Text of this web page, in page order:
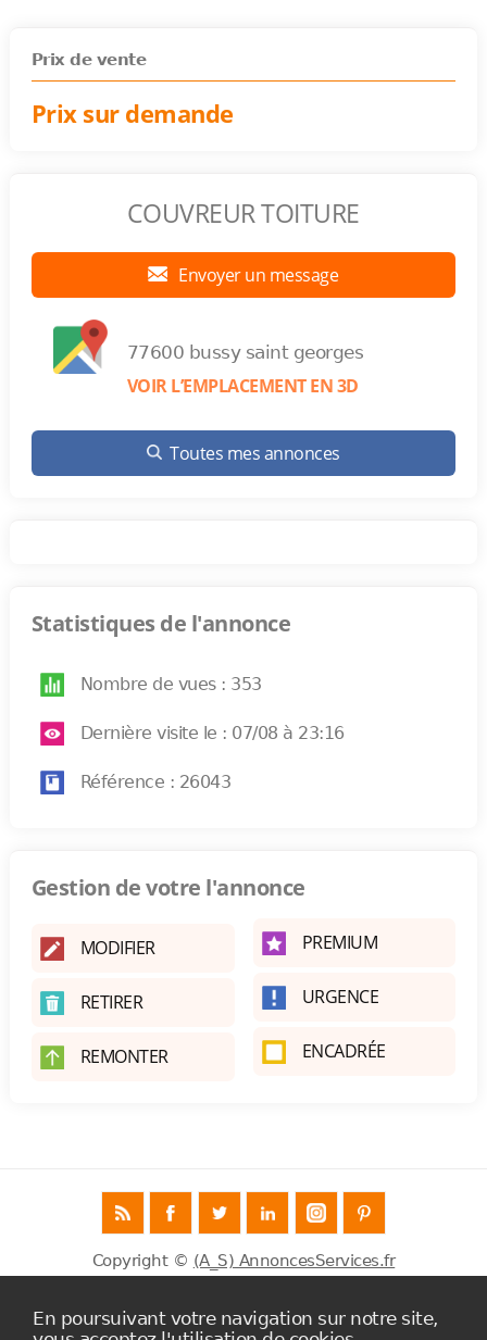
Prix de vente
Prix sur demande
COUVREUR TOITURE
Envoyer un message
77600 bussy saint georges
VOIR L’EMPLACEMENT EN 3D
Toutes mes annonces
Statistiques de l'annonce
Nombre de vues : 353
Dernière visite le : 07/08 à 23:16
Référence : 26043
Gestion de votre l'annonce
MODIFIER
RETIRER
REMONTER
PREMIUM
URGENCE
ENCADRÉE
Copyright © (A_S) AnnoncesServices.fr
Infos AnnoncesServices.fr
En poursuivant votre navigation sur notre site,